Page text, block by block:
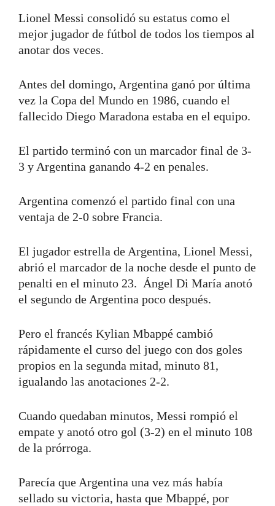
Lionel Messi consolidó su estatus como el
mejor jugador de fútbol de todos los tiempos al
anotar dos veces.
Antes del domingo, Argentina ganó por última
vez la Copa del Mundo en 1986, cuando el
fallecido Diego Maradona estaba en el equipo.
El partido terminó con un marcador final de 3-
3 y Argentina ganando 4-2 en penales.
Argentina comenzó el partido final con una
ventaja de 2-0 sobre Francia.
El jugador estrella de Argentina, Lionel Messi,
abrió el marcador de la noche desde el punto de
penalti en el minuto 23. Ángel Di María anotó
el segundo de Argentina poco después.
Pero el francés Kylian Mbappé cambió
rápidamente el curso del juego con dos goles
propios en la segunda mitad, minuto 81,
igualando las anotaciones 2-2.
Cuando quedaban minutos, Messi rompió el
empate y anotó otro gol (3-2) en el minuto 108
de la prórroga.
Parecía que Argentina una vez más había
sellado su victoria, hasta que Mbappé, por